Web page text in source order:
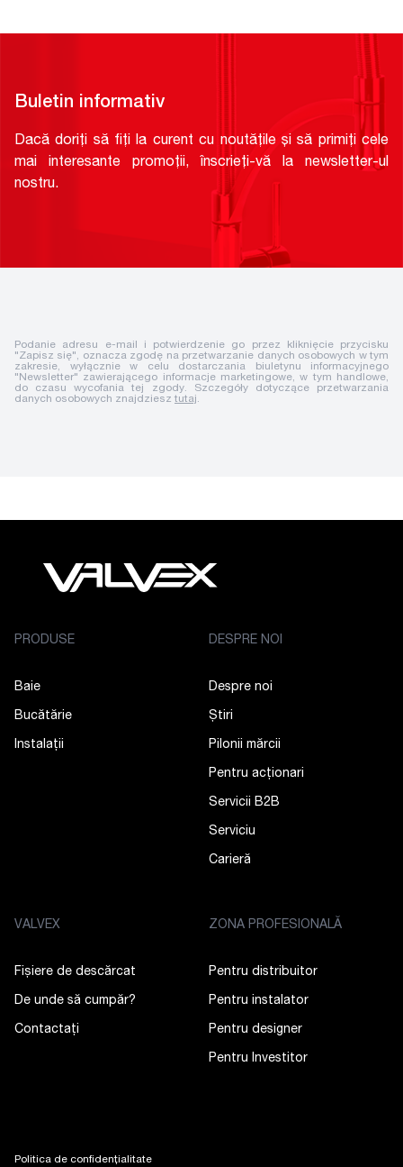
Buletin informativ
Dacă doriți să fiți la curent cu noutățile și să primiți cele
mai interesante promoții, înscrieți-vă la newsletter-ul
nostru.
Podanie adresu e-mail i potwierdzenie go przez kliknięcie przycisku
"Zapisz się", oznacza zgodę na przetwarzanie danych osobowych w tym
zakresie, wyłącznie w celu dostarczania biuletynu informacyjnego
"Newsletter" zawierającego informacje marketingowe, w tym handlowe,
do czasu wycofania tej zgody. Szczegóły dotyczące przetwarzania
danych osobowych znajdziesz tutaj.
PRODUSE
Baie
Bucătărie
Instalații
DESPRE NOI
Despre noi
Știri
Pilonii mărcii
Pentru acționari
Servicii B2B
Serviciu
Carieră
VALVEX
Fișiere de descărcat
De unde să cumpăr?
Contactaţi
ZONA PROFESIONALĂ
Pentru distribuitor
Pentru instalator
Pentru designer
Pentru Investitor
Politica de confidențialitate